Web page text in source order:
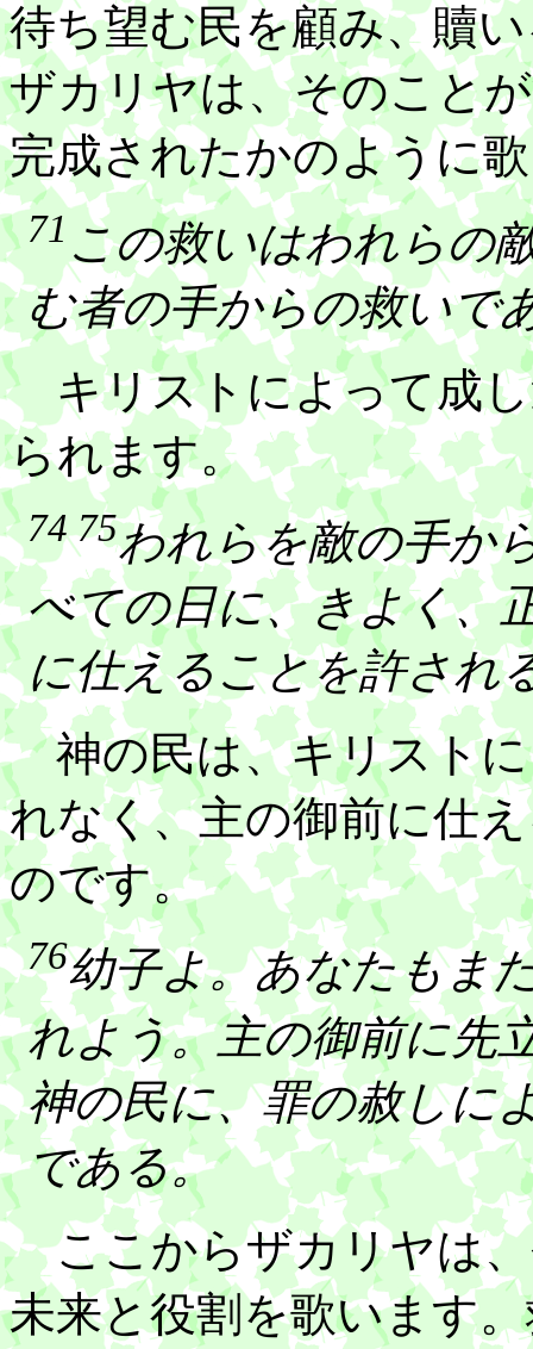
待ち望む民を顧み、贖
ザカリヤは、そのこと
完成されたかのように
71 この救いはわれらの
む者の手からの救いで
キリストによって成し
られます。
74 75われらを敵の手か
べての日に、きよく、
に仕えることを許され
神の民は、キリストに
れなく、主の御前に仕
のです。
76幼子よ。あなたもま
れよう。主の御前に先
神の民に、罪の赦しに
である。
ここからザカリヤは、
未来と役割を歌います